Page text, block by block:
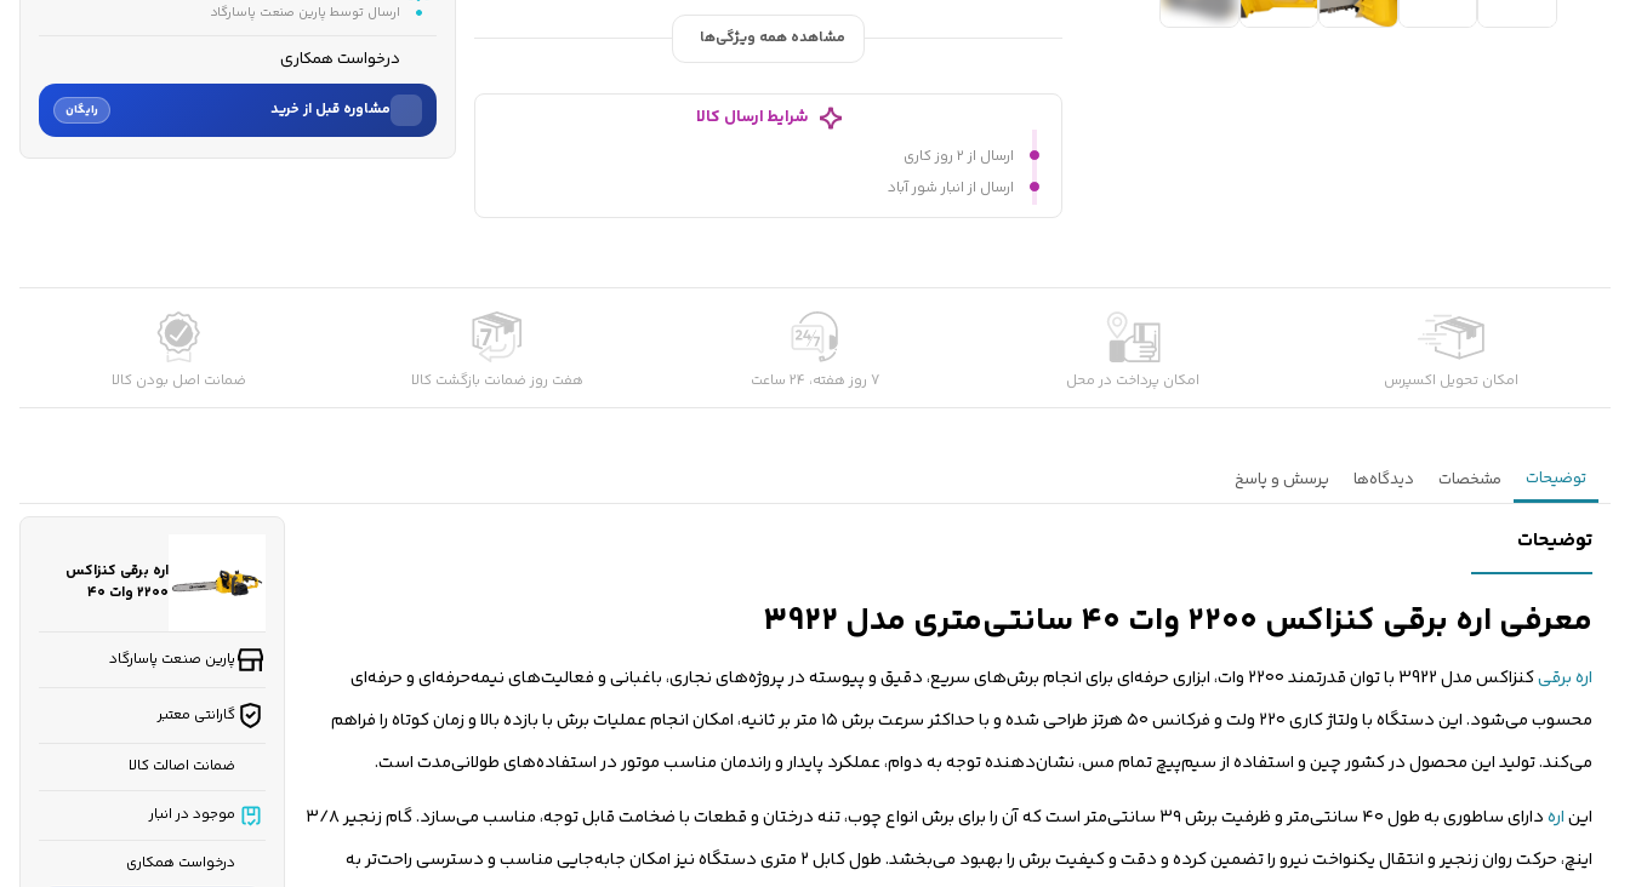
مشاهده همه ویژگی‌ها
شرایط ارسال کالا
ارسال از ۲ روز کاری
ارسال از انبار شور آباد
ارسال توسط پارین صنعت پاسارگاد
درخواست همکاری
مشاوره قبل از خرید رایگان
نام
شماره موبایل
سانتی‌م...» با شما تماس می‌گیرند.
امکان تحویل اکسپرس امکان پرداخت در محل 7 روز هفته، 24 ساعت هفت روز ضمانت بازگشت کالا ضمانت اصل بودن کالا
توضیحات مشخصات دیدگاه‌ها پرسش و پاسخ
توضیحات
معرفی اره برقی کنزاکس ۲۲۰۰ وات ۴۰ سانتی‌متری مدل 3922
اره برقی
کنزاکس مدل 3922 با توان قدرتمند ۲۲۰۰ وات، ابزاری حرفه‌ای برای انجام برش‌های سریع، دقیق و پیوسته در پروژه‌های نجاری، باغبانی و فعالیت‌های نیمه‌حرفه‌ای و حرفه‌ای
محسوب می‌شود. این دستگاه با ولتاژ کاری ۲۲۰ ولت و فرکانس ۵۰ هرتز طراحی شده و با حداکثر سرعت برش ۱۵ متر بر ثانیه، امکان انجام عملیات برش با بازده بالا و زمان کوتاه را فراهم
می‌کند. تولید این محصول در کشور چین و استفاده از سیم‌پیچ تمام مس، نشان‌دهنده توجه به دوام، عملکرد پایدار و راندمان مناسب موتور در استفاده‌های طولانی‌مدت است.
ایناره
دارای ساطوری به طول ۴۰ سانتی‌متر و ظرفیت برش ۳۹ سانتی‌متر است که آن را برای برش انواع چوب، تنه درختان و قطعات با ضخامت قابل توجه، مناسب می‌سازد. گام زنجیر ۳/۸
اینچ، حرکت روان زنجیر و انتقال یکنواخت نیرو را تضمین کرده و دقت و کیفیت برش را بهبود می‌بخشد. طول کابل ۲ متری دستگاه نیز امکان جابه‌جایی مناسب و دسترسی راحت‌تر به
اره برقی کنزاکس
۲۲۰۰ وات ۴۰
3922
پارین صنعت پاسارگاد
گارانتی معتبر
ضمانت اصالت کالا
موجود در انبار
درخواست همکاری